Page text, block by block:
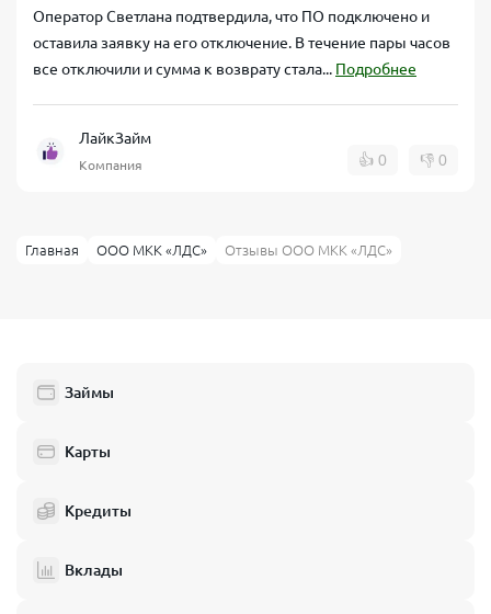
Оператор Светлана подтвердила, что ПО подключено и
оставила заявку на его отключение. В течение пары часов
все отключили и сумма к возврату стала... Подробнее
ЛайкЗайм
Компания 👍 0 👎 0
Главная ООО МКК «ЛДС» Отзывы ООО МКК «ЛДС»
Займы
Карты
Кредиты
Вклады